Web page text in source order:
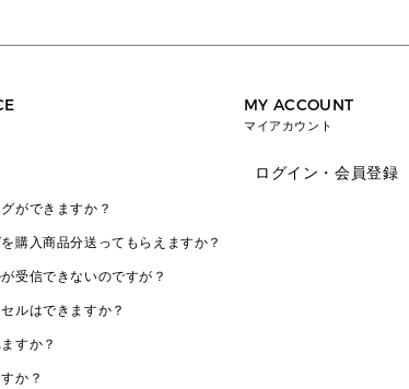
ができますか？
購入商品分送ってもらえますか？
受信できないのですが？
ルはできますか？
すか？
か？
MY ACCOUNT
マイアカウント
ログイン・会員登録